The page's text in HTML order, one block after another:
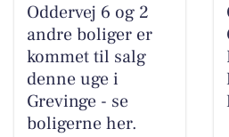
Oddervej 6 og 2
andre boliger er
kommet til salg
denne uge i
Grevinge - se
boligerne her.